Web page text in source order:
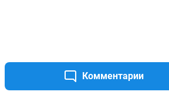
Комментарии